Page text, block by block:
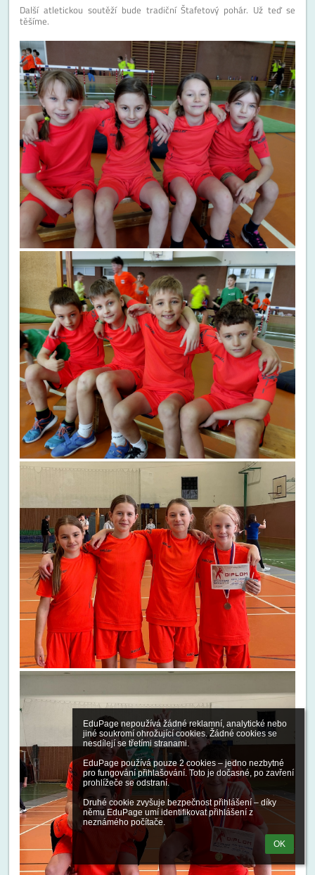
EduPage nepoužívá žádné reklamní, analytické nebo
jiné soukromí ohrožující cookies. Žádné cookies se
nesdílejí se třetími stranami.
EduPage používá pouze 2 cookies – jedno nezbytné
pro fungování přihlašování. Toto je dočasné, po zavření
prohlížeče se odstraní.
Druhé cookie zvyšuje bezpečnost přihlášení – díky
němu EduPage umí identifikovat přihlášení z
neznámého počítače.
OK
Další atletickou soutěží bude tradiční Štafetový pohár. Už teď se
těšíme.